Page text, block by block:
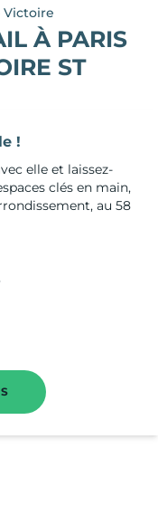
Victoire
À PARIS
ST
!
elle et laissez-
clés en main,
au 58